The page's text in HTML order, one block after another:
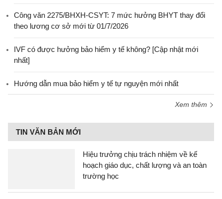
Công văn 2275/BHXH-CSYT: 7 mức hưởng BHYT thay đổi
theo lương cơ sở mới từ 01/7/2026
IVF có được hưởng bảo hiểm y tế không? [Cập nhật mới
nhất]
Hướng dẫn mua bảo hiểm y tế tự nguyện mới nhất
Xem thêm
TIN VĂN BẢN MỚI
Hiệu trưởng chịu trách nhiệm về kế
hoạch giáo dục, chất lượng và an toàn
trường học